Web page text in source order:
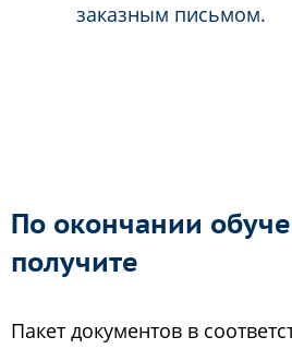
заказным письмом.
По окончании
получите
Пакет документов в